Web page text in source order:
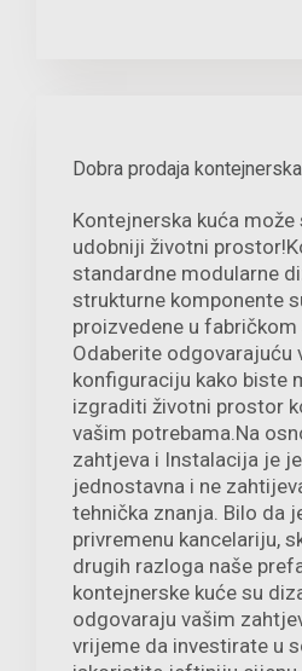
Dobra prodaja
Kontejnerska kuća
udobniji životni
standardne modularne
strukturne komponente
proizvedene u
Odaberite odgovarajuću
konfiguraciju kako biste
izgraditi životni prostor
vašim potrebama.Na
zahtjeva i Instalacija je
jednostavna i ne
tehnička znanja. Bilo da
privremenu kancelariju,
drugih razloga naše
kontejnerske kuće su
odgovaraju vašim
vrijeme da investirate u